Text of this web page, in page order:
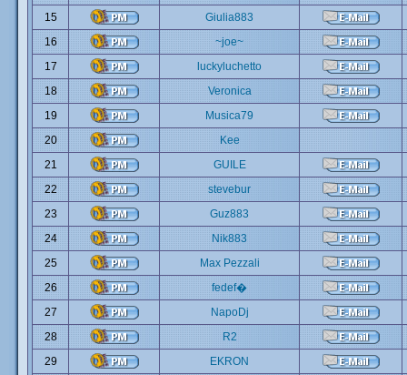
15
Giulia883
16
~joe~
17
luckyluchetto
18
Veronica
19
Musica79
20
Kee
21
GUILE
22
stevebur
23
Guz883
24
Nik883
25
Max Pezzali
26
fedef�
27
NapoDj
28
R2
29
EKRON